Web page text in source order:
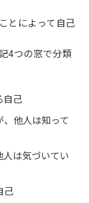
とによって自己
4つの窓で分類
自己
他人は知って
は気づいてい
己